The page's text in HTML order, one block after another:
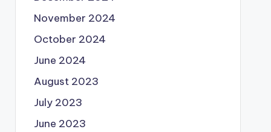
November 2024
October 2024
June 2024
August 2023
July 2023
June 2023